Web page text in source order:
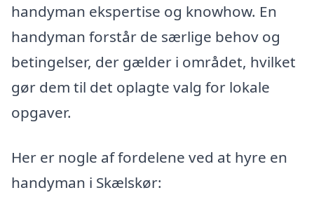
handyman ekspertise og knowhow. En
handyman forstår de særlige behov og
betingelser, der gælder i området, hvilket
gør dem til det oplagte valg for lokale
opgaver.
Her er nogle af fordelene ved at hyre en
handyman i Skælskør: